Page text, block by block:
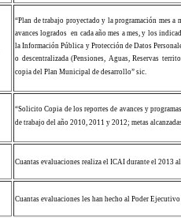
“Plan de trabajo proyectado y la programación mes a
avances logrados en cada año mes a mes, y los
la Información Pública y Protección de Datos
o descentralizada (Pensiones, Aguas, Reservas
copia del Plan Municipal de desarrollo” sic.
“Solicito Copia de los reportes de avances y
de trabajo del año 2010, 2011 y 2012; metas
Cuantas evaluaciones realiza el ICAI durante el 2013
Cuantas evaluaciones les han hecho al Poder